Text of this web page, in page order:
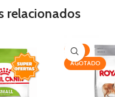
relacionados
-19%
AGOTADO